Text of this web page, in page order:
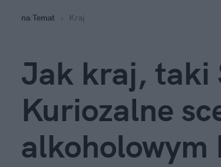
na:Temat Kraj
Jak kraj, taki
Kuriozalne
alkoholowym